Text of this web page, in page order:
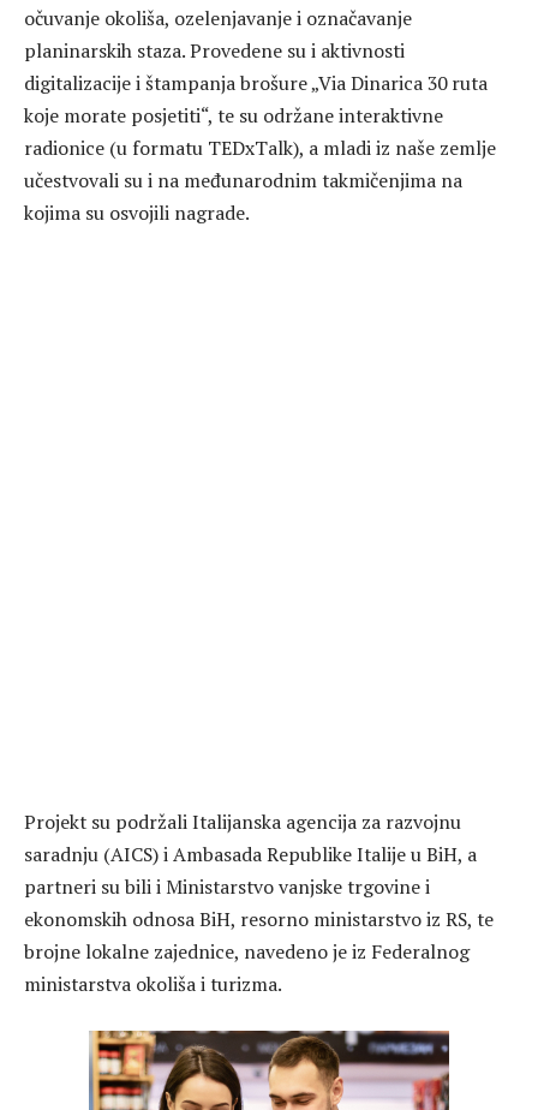
očuvanje okoliša, ozelenjavanje i označavanje
planinarskih staza. Provedene su i aktivnosti
digitalizacije i štampanja brošure „Via Dinarica 30 ruta
koje morate posjetiti“, te su održane interaktivne
radionice (u formatu TEDxTalk), a mladi iz naše zemlje
učestvovali su i na međunarodnim takmičenjima na
kojima su osvojili nagrade.
Projekt su podržali Italijanska agencija za razvojnu
saradnju (AICS) i Ambasada Republike Italije u BiH, a
partneri su bili i Ministarstvo vanjske trgovine i
ekonomskih odnosa BiH, resorno ministarstvo iz RS, te
brojne lokalne zajednice, navedeno je iz Federalnog
ministarstva okoliša i turizma.